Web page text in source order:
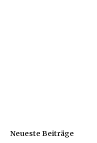
Neueste Beiträge